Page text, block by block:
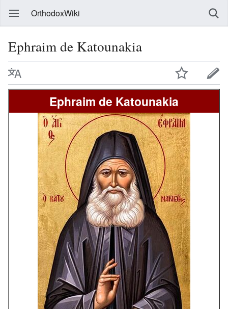
OrthodoxWiki
Ephraim de Katounakia
Ephraim de Katounakia